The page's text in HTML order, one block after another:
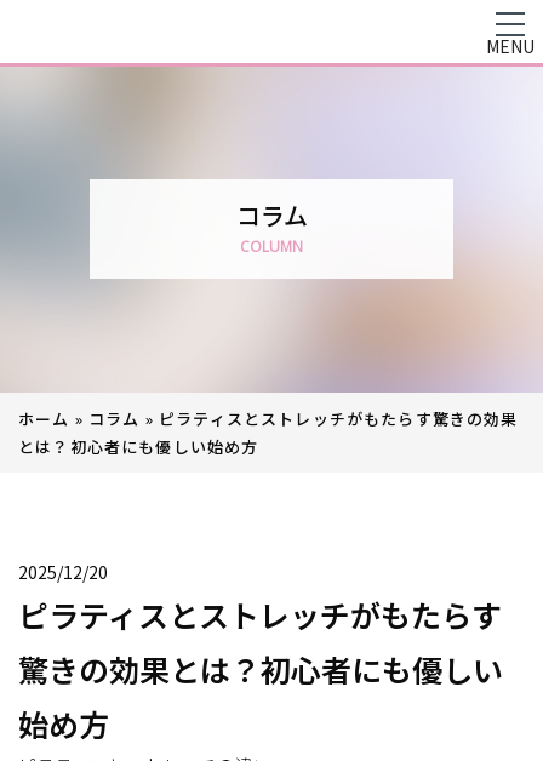
MENU
コラム
COLUMN
ホーム » コラム » ピラティスとストレッチがもたらす驚きの効果
とは？初心者にも優しい始め方
2025/12/20
ピラティスとストレッチがもたらす
驚きの効果とは？初心者にも優しい
始め方